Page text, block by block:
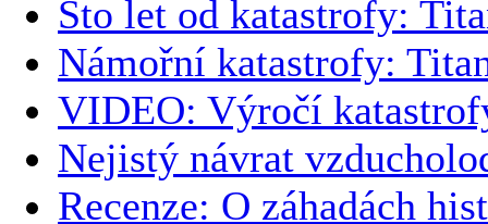
Sto let od katastrofy:
Námořní katastrofy:
VIDEO: Výročí
Nejistý návrat
Recenze: O záhadách